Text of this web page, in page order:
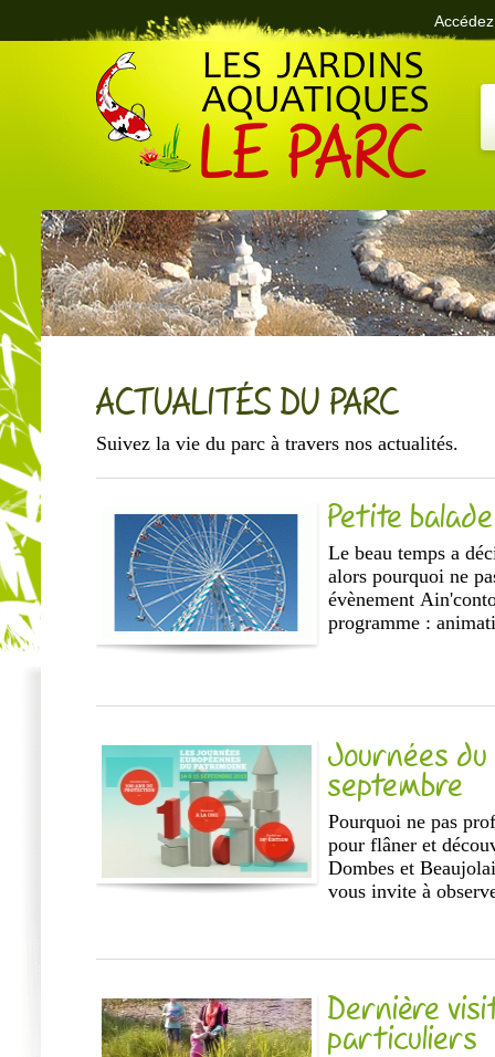
ACTUALITÉS DU PARC
Suivez la vie du parc à travers nos actualités.
Petite
Le beau temps a
alors pourquoi ne
évènement
programme :
Journées du
septembre
Pourquoi ne pas
pour flâner et
Dombes et
vous invite à
Dernière
particuliers